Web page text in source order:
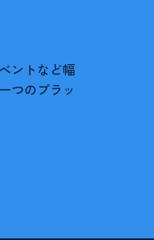
ントなど幅
つのプラッ